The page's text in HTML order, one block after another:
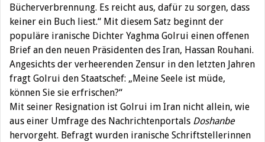
Bücherverbrennung. Es reicht aus, dafür zu sorgen, dass
keiner ein Buch liest.“ Mit diesem Satz beginnt der
populäre iranische Dichter Yaghma Golrui einen offenen
Brief an den neuen Präsidenten des Iran, Hassan Rouhani.
Angesichts der verheerenden Zensur in den letzten Jahren
fragt Golrui den Staatschef: „Meine Seele ist müde,
können Sie sie erfrischen?“
Mit seiner Resignation ist Golrui im Iran nicht allein, wie
aus einer Umfrage des Nachrichtenportals Doshanbe
hervorgeht. Befragt wurden iranische Schriftstellerinnen